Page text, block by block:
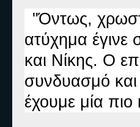
"Όντως,
ατύχημα
και Νίκης. Ο
συνδυασμό
έχουμε μία πιο